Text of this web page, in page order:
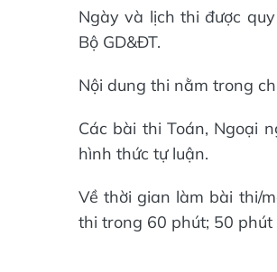
Ngày và lịch thi được
Bộ GD&ĐT.
Nội dung thi nằm trong
Các bài thi Toán, Ngoại
hình thức tự luận.
Về thời gian làm bài thi/
thi trong 60 phút; 50 phút